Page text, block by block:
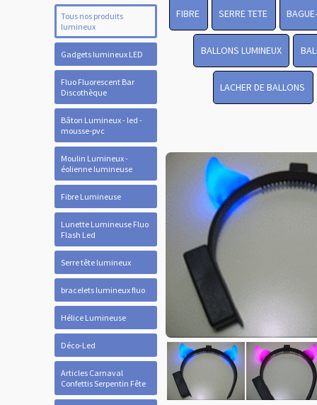
Tous nos produits
lumineux
Gadgets lumineux LED
Fluo Fluorescent Bar
Discothèque
Bâton Lumineux - led -
mousse-pvc
Moulin Lumineux -
éolienne lumineuse
Fibre Lumineuse
Lunette Lumineuse Fluo
Flash Led
Serre tête lumineux
bracelets lumineux fluo
Hélice Lumineuse
Déco-Led
Articles Carnaval
Confettis Serpentin Fête
FIBRE SERRE TETE
BALLONS LUMINEUX
LACHER DE BALLONS